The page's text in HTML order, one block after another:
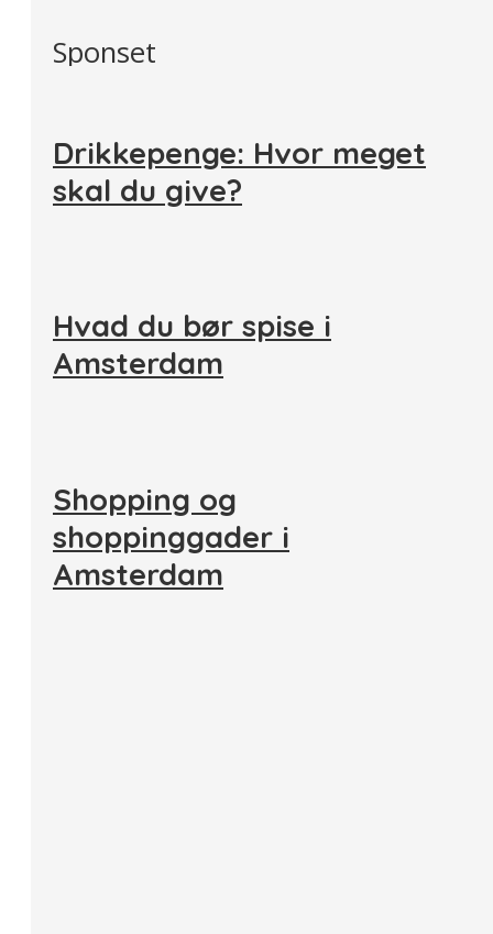
Sponset
Drikkepenge: Hvor meget
skal du give?
Hvad du bør spise i
Amsterdam
Shopping og
shoppinggader i
Amsterdam